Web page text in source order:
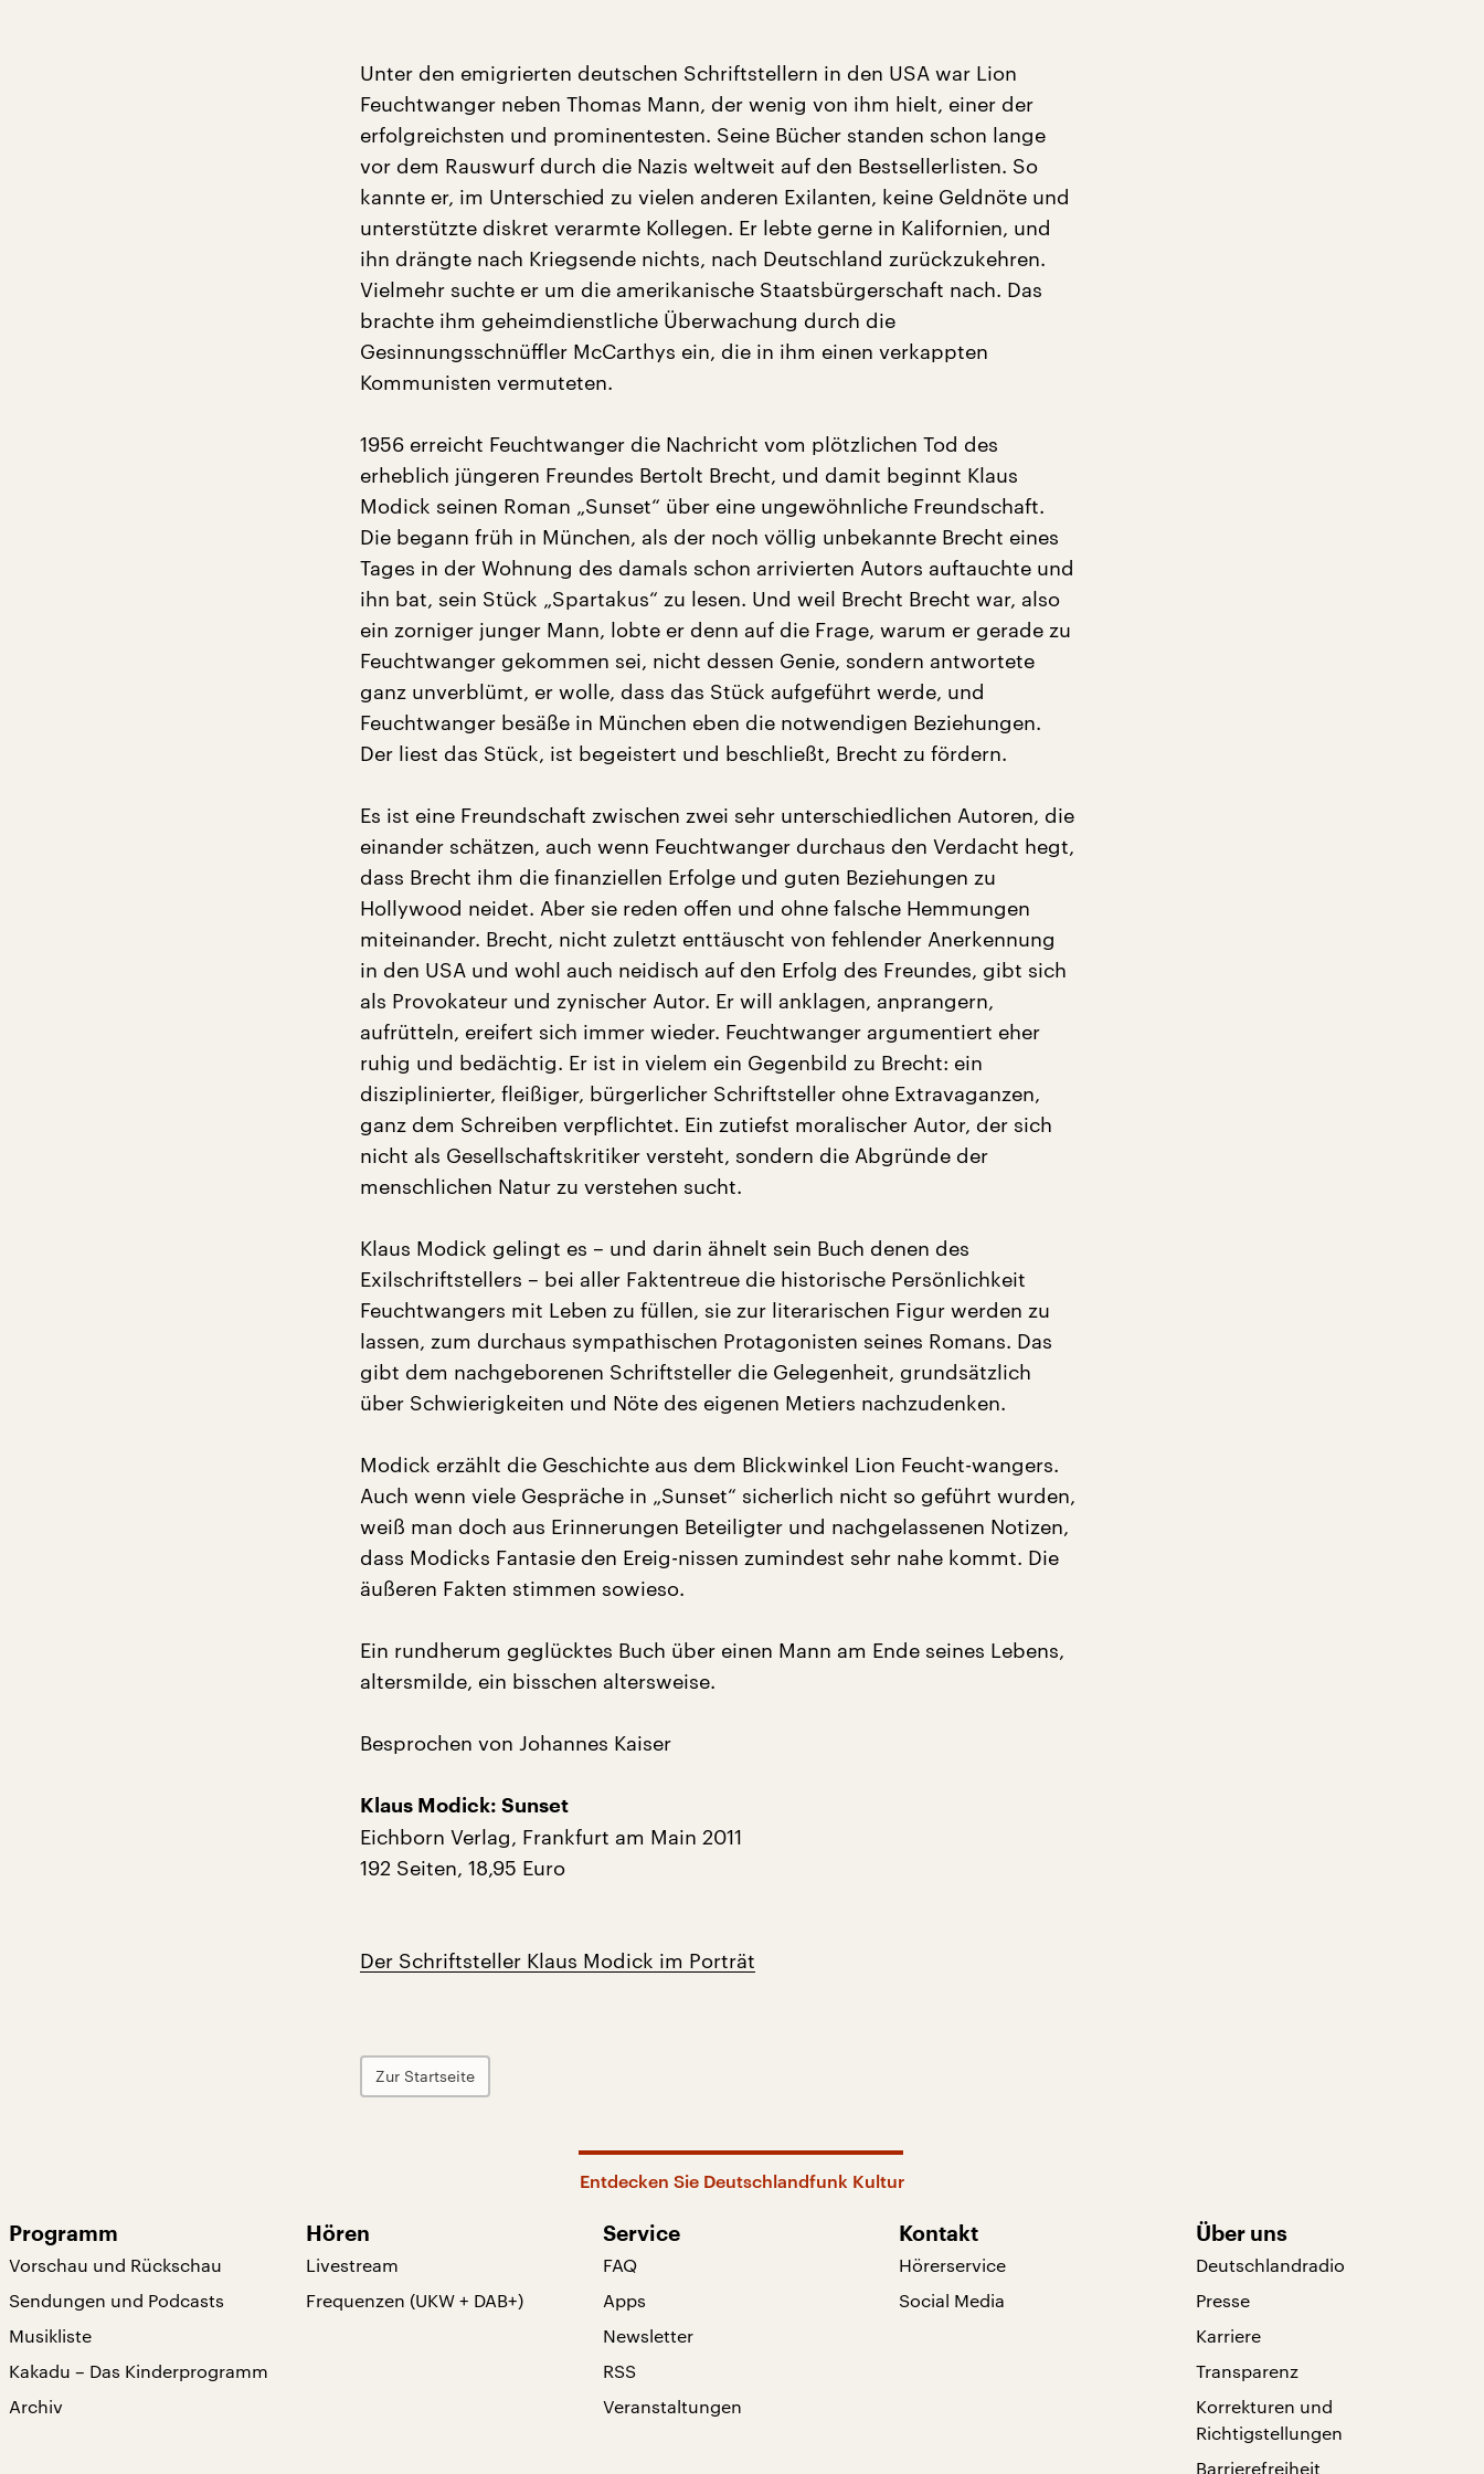
Unter den emigrierten deutschen Schriftstellern in den USA war Lion
Feuchtwanger neben Thomas Mann, der wenig von ihm hielt, einer der
erfolgreichsten und prominentesten. Seine Bücher standen schon lange
vor dem Rauswurf durch die Nazis weltweit auf den Bestsellerlisten. So
kannte er, im Unterschied zu vielen anderen Exilanten, keine Geldnöte und
unterstützte diskret verarmte Kollegen. Er lebte gerne in Kalifornien, und
ihn drängte nach Kriegsende nichts, nach Deutschland zurückzukehren.
Vielmehr suchte er um die amerikanische Staatsbürgerschaft nach. Das
brachte ihm geheimdienstliche Überwachung durch die
Gesinnungsschnüffler McCarthys ein, die in ihm einen verkappten
Kommunisten vermuteten.
1956 erreicht Feuchtwanger die Nachricht vom plötzlichen Tod des
erheblich jüngeren Freundes Bertolt Brecht, und damit beginnt Klaus
Modick seinen Roman „Sunset“ über eine ungewöhnliche Freundschaft.
Die begann früh in München, als der noch völlig unbekannte Brecht eines
Tages in der Wohnung des damals schon arrivierten Autors auftauchte und
ihn bat, sein Stück „Spartakus“ zu lesen. Und weil Brecht Brecht war, also
ein zorniger junger Mann, lobte er denn auf die Frage, warum er gerade zu
Feuchtwanger gekommen sei, nicht dessen Genie, sondern antwortete
ganz unverblümt, er wolle, dass das Stück aufgeführt werde, und
Feuchtwanger besäße in München eben die notwendigen Beziehungen.
Der liest das Stück, ist begeistert und beschließt, Brecht zu fördern.
Es ist eine Freundschaft zwischen zwei sehr unterschiedlichen Autoren, die
einander schätzen, auch wenn Feuchtwanger durchaus den Verdacht hegt,
dass Brecht ihm die finanziellen Erfolge und guten Beziehungen zu
Hollywood neidet. Aber sie reden offen und ohne falsche Hemmungen
miteinander. Brecht, nicht zuletzt enttäuscht von fehlender Anerkennung
in den USA und wohl auch neidisch auf den Erfolg des Freundes, gibt sich
als Provokateur und zynischer Autor. Er will anklagen, anprangern,
aufrütteln, ereifert sich immer wieder. Feuchtwanger argumentiert eher
ruhig und bedächtig. Er ist in vielem ein Gegenbild zu Brecht: ein
disziplinierter, fleißiger, bürgerlicher Schriftsteller ohne Extravaganzen,
ganz dem Schreiben verpflichtet. Ein zutiefst moralischer Autor, der sich
nicht als Gesellschaftskritiker versteht, sondern die Abgründe der
menschlichen Natur zu verstehen sucht.
Klaus Modick gelingt es – und darin ähnelt sein Buch denen des
Exilschriftstellers – bei aller Faktentreue die historische Persönlichkeit
Feuchtwangers mit Leben zu füllen, sie zur literarischen Figur werden zu
lassen, zum durchaus sympathischen Protagonisten seines Romans. Das
gibt dem nachgeborenen Schriftsteller die Gelegenheit, grundsätzlich
über Schwierigkeiten und Nöte des eigenen Metiers nachzudenken.
Modick erzählt die Geschichte aus dem Blickwinkel Lion Feucht-wangers.
Auch wenn viele Gespräche in „Sunset“ sicherlich nicht so geführt wurden,
weiß man doch aus Erinnerungen Beteiligter und nachgelassenen Notizen,
dass Modicks Fantasie den Ereig-nissen zumindest sehr nahe kommt. Die
äußeren Fakten stimmen sowieso.
Ein rundherum geglücktes Buch über einen Mann am Ende seines Lebens,
altersmilde, ein bisschen altersweise.
Besprochen von Johannes Kaiser
Klaus Modick: Sunset
Eichborn Verlag, Frankfurt am Main 2011
192 Seiten, 18,95 Euro
Der Schriftsteller Klaus Modick im Porträt
Zur Startseite
Entdecken Sie Deutschlandfunk Kultur
Programm
Vorschau und Rückschau
Sendungen und Podcasts
Musikliste
Kakadu – Das Kinderprogramm
Archiv
Hören
Livestream
Frequenzen (UKW + DAB+)
Service
FAQ
Apps
Newsletter
RSS
Veranstaltungen
Kontakt
Hörerservice
Social Media
Über uns
Deutschlandradio
Presse
Karriere
Transparenz
Korrekturen und
Richtigstellungen
Barrierefreiheit